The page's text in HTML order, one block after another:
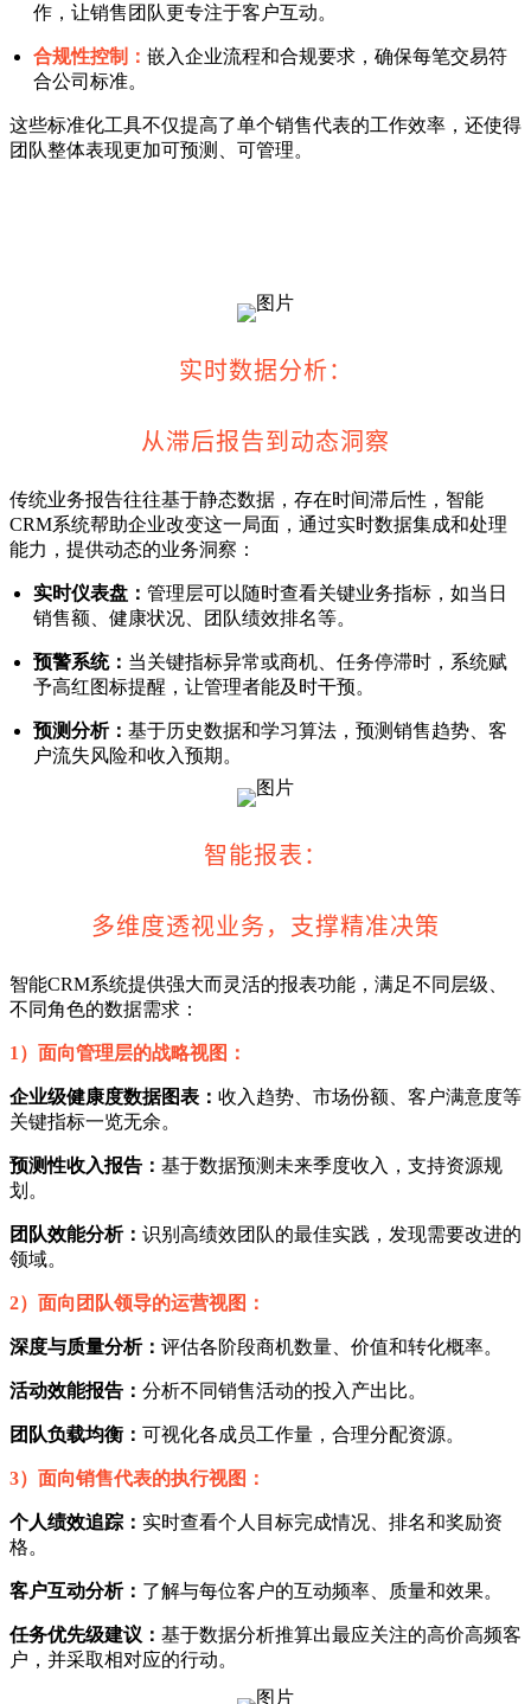
作，让销售团队更专注于客户互动。
合规性控制： 嵌入企业流程和合规要求，确保每笔交易符
合公司标准。
这些标准化工具不仅提高了单个销售代表的工作效率，还使得
团队整体表现更加可预测、可管理。
实时数据分析：
从滞后报告到动态洞察
传统业务报告往往基于静态数据，存在时间滞后性，智能
CRM系统帮助企业改变这一局面，通过实时数据集成和处理
能力，提供动态的业务洞察：
实时仪表盘： 管理层可以随时查看关键业务指标，如当日
销售额、健康状况、团队绩效排名等。
预警系统： 当关键指标异常或商机、任务停滞时，系统赋
予高红图标提醒，让管理者能及时干预。
预测分析： 基于历史数据和学习算法，预测销售趋势、客
户流失风险和收入预期。
智能报表：
多维度透视业务，支撑精准决策
智能CRM系统提供强大而灵活的报表功能，满足不同层级、
不同角色的数据需求：
1）面向管理层的战略视图：
企业级健康度数据图表： 收入趋势、市场份额、客户满意度等
关键指标一览无余。
预测性收入报告： 基于数据预测未来季度收入，支持资源规
划。
团队效能分析： 识别高绩效团队的最佳实践，发现需要改进的
领域。
2）面向团队领导的运营视图：
深度与质量分析： 评估各阶段商机数量、价值和转化概率。
活动效能报告： 分析不同销售活动的投入产出比。
团队负载均衡： 可视化各成员工作量，合理分配资源。
3）面向销售代表的执行视图：
个人绩效追踪： 实时查看个人目标完成情况、排名和奖励资
格。
客户互动分析： 了解与每位客户的互动频率、质量和效果。
任务优先级建议： 基于数据分析推算出最应关注的高价高频客
户，并采取相对应的行动。